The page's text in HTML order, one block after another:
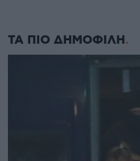
ΤΑ ΠΙΟ ΔΗΜΟΦΙΛΗ